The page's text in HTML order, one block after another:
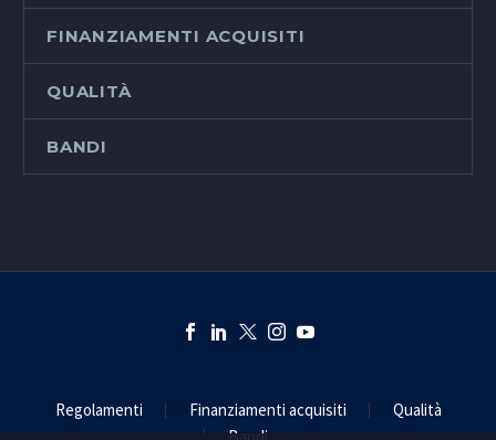
FINANZIAMENTI ACQUISITI
QUALITÀ
BANDI
Regolamenti Finanziamenti acquisiti
Qualità